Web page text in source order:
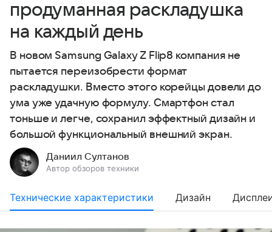
продуманная раскладушка
на каждый день
В новом Samsung Galaxy Z Flip8 компания не
пытается переизобрести формат
раскладушки. Вместо этого корейцы довели до
ума уже удачную формулу. Смартфон стал
тоньше и легче, сохранил эффектный дизайн и
большой функциональный внешний экран.
Даниил Султанов
Автор обзоров техники
Технические характеристики Дизайн